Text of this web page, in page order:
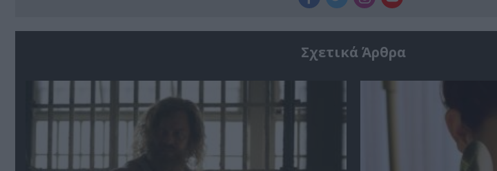
Σχετικά Άρθρα